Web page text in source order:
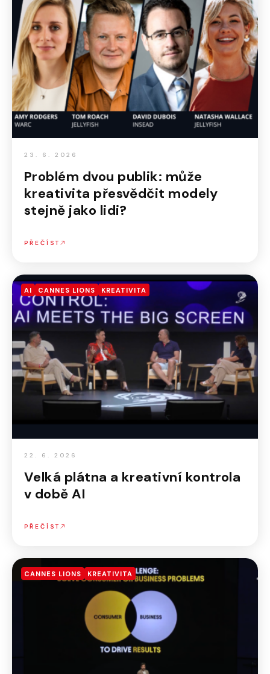
23. 6. 2026
Problém dvou publik: může
kreativita přesvědčit modely
stejně jako lidi?
PŘEČÍST
AI CANNES LIONS KREATIVITA
22. 6. 2026
Velká plátna a kreativní kontrola
v době AI
PŘEČÍST
CANNES LIONS KREATIVITA